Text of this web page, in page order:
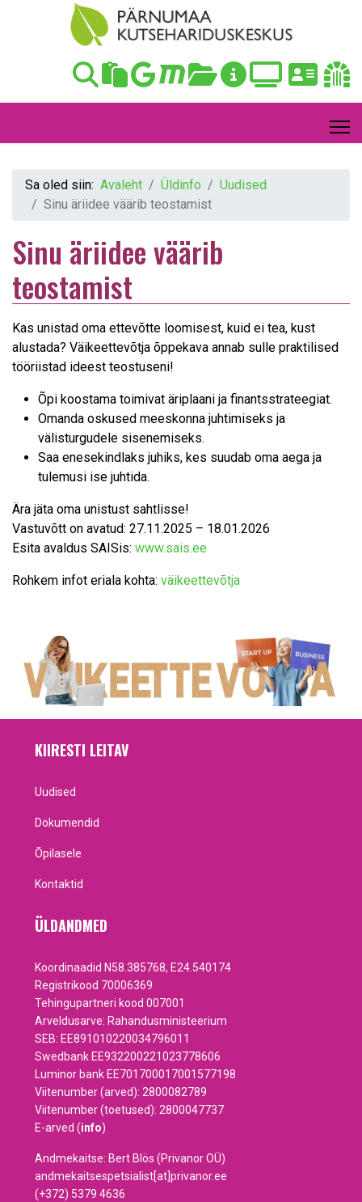
Sa oled siin: Avaleht Üldinfo
Uudised
Sinu äriidee väärib teostamist
Sinu äriidee väärib
teostamist
Kas unistad oma ettevõtte loomisest, kuid ei tea, kust
alustada? Väikeettevõtja õppekava annab sulle praktilised
tööriistad ideest teostuseni!
Õpi koostama toimivat äriplaani ja finantsstrateegiat.
Omanda oskused meeskonna juhtimiseks ja
välisturgudele sisenemiseks.
Saa enesekindlaks juhiks, kes suudab oma aega ja
tulemusi ise juhtida.
Ära jäta oma unistust sahtlisse!
Vastuvõtt on avatud: 27.11.2025 – 18.01.2026
Esita avaldus SAISis: www.sais.ee
Rohkem infot eriala kohta: väikeettevõtja
KIIRESTI LEITAV
Uudised
Dokumendid
Õpilasele
Kontaktid
ÜLDANDMED
Koordinaadid N58.385768, E24.540174
Registrikood 70006369
Tehingupartneri kood 007001
Arveldusarve: Rahandusministeerium
SEB: EE891010220034796011
Swedbank EE932200221023778606
Luminor bank EE701700017001577198
Viitenumber (arved): 2800082789
Viitenumber (toetused): 2800047737
E-arved (info)
Andmekaitse: Bert Blös (Privanor OÜ)
andmekaitsespetsialist[at]privanor.ee
(+372) 5379 4636